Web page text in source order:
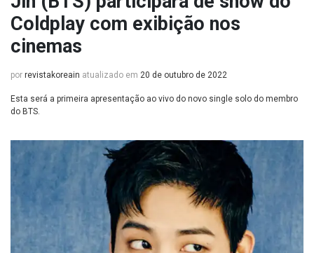
Coldplay com exibição nos
cinemas
por revistakoreain atualizado em 20 de outubro de 2022
Esta será a primeira apresentação ao vivo do novo single solo do membro
do BTS.